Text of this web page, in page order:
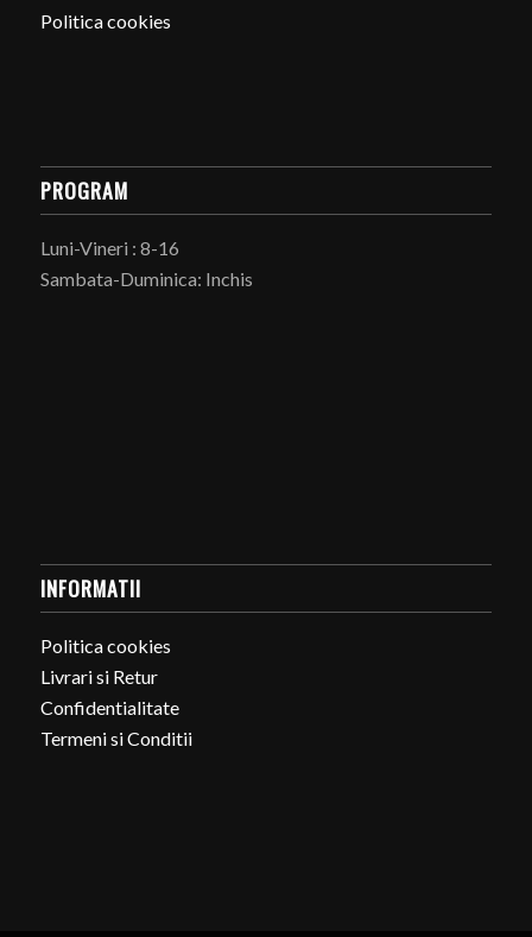
Politica cookies
PROGRAM
Luni-Vineri : 8-16
Sambata-Duminica: Inchis
INFORMATII
Politica cookies
Livrari si Retur
Confidentialitate
Termeni si Conditii